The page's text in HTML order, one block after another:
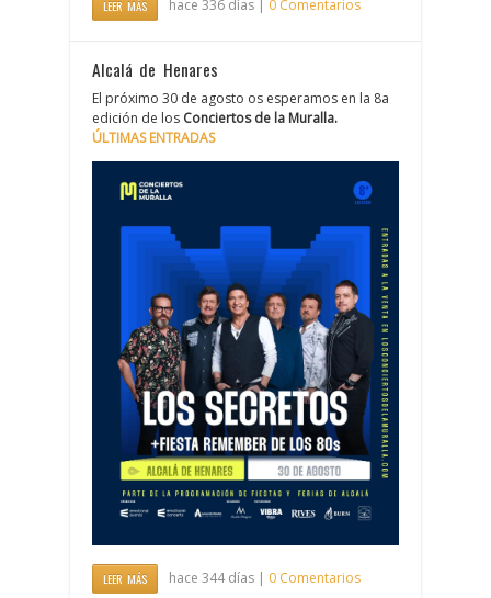
LEER MÁS hace 336 días | 0 Comentarios
Alcalá de Henares
El próximo 30 de agosto os esperamos en la 8a
edición de los Conciertos de la Muralla.
ÚLTIMAS ENTRADAS
LEER MÁS hace 344 días | 0 Comentarios